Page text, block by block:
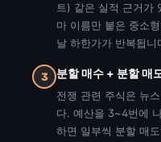
트) 같은 실적 근거가
마 이름만 붙은 중소
날 하한가가 반복됩니
3 분할 매수 + 분할 매
전쟁 관련 주식은 뉴
다. 예산을 3~4번에
하면 일부씩 분할 매